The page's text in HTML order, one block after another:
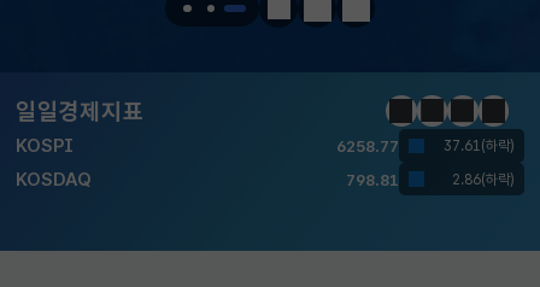
정지 이전 다음
일일경제지표
국고채(3년) 3.746 0.004(상승)
달러-원 1410.6000 13.2000(하락)
정지이전다음일일경